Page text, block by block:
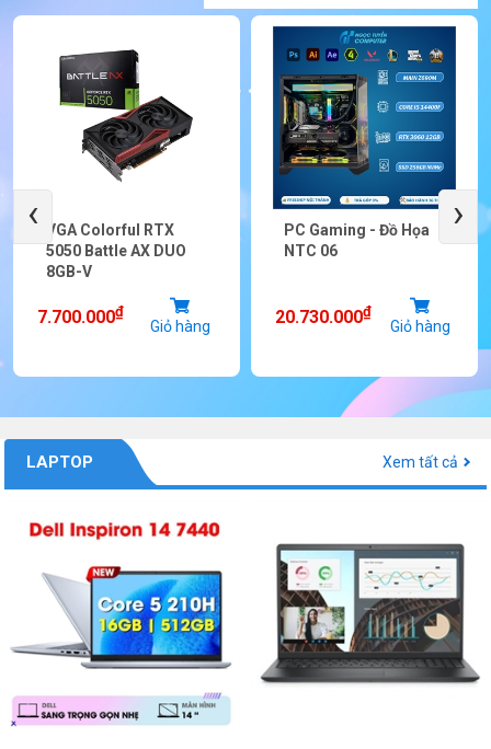
VGA Colorful RTX
5050 Battle AX DUO
8GB-V
7.700.000₫
Giỏ hàng
PC Gaming - Đồ Họa
NTC 06
20.730.000₫
Giỏ hàng
‹ ›
LAPTOP Xem tất cả